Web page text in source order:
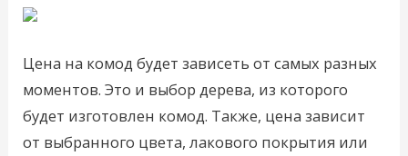
Цена на комод будет зависеть от самых разных
моментов. Это и выбор дерева, из которого
будет изготовлен комод. Также, цена зависит
от выбранного цвета, лакового покрытия или